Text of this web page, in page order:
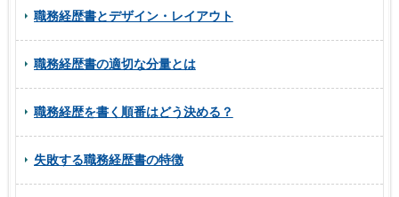
職務経歴書とデザイン・レイアウト
職務経歴書の適切な分量とは
職務経歴を書く順番はどう決める？
失敗する職務経歴書の特徴